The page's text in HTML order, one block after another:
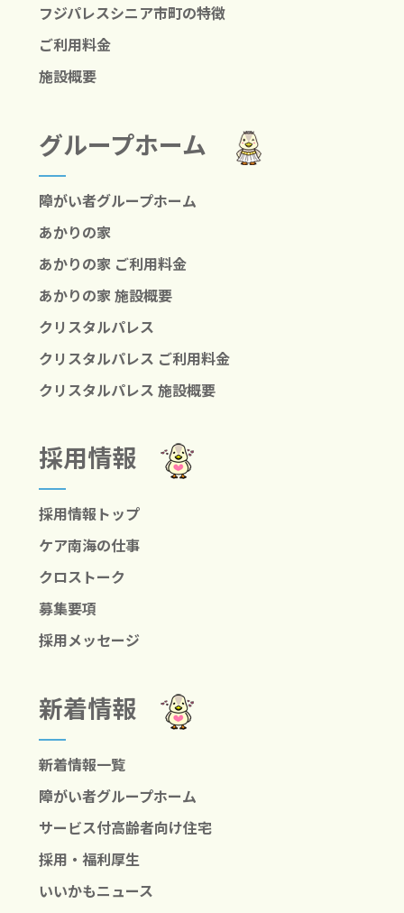
フジパレスシニア市町の特徴
ご利用料金
施設概要
グループホーム
障がい者グループホーム
あかりの家
あかりの家 ご利用料金
あかりの家 施設概要
クリスタルパレス
クリスタルパレス ご利用料金
クリスタルパレス 施設概要
採用情報
採用情報トップ
ケア南海の仕事
クロストーク
募集要項
採用メッセージ
新着情報
新着情報一覧
障がい者グループホーム
サービス付高齢者向け住宅
採用・福利厚生
いいかもニュース